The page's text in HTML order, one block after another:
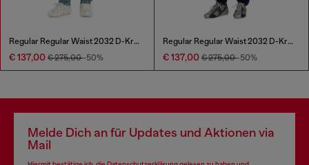
Regular Regular Waist 2032 D-Krooley Joggjeans®
€ 137,00 € 275,00-50%
Regular Regular Waist 2032 D-Krooley Joggjeans®
€ 137,00 € 275,00-50%
Melde Dich an für Updates und Aktionen via
Mail